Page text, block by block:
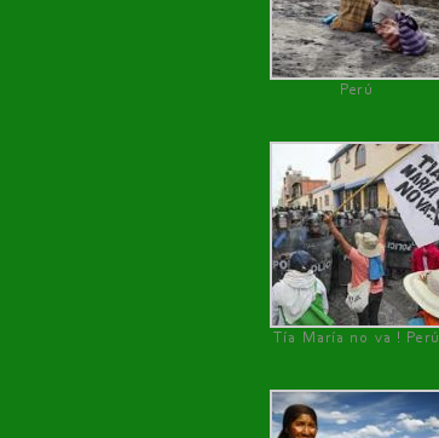
Perú
Tía María no va ! Perú